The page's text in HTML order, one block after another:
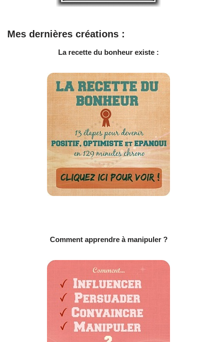
Mes dernières créations :
La recette du bonheur existe :
Comment apprendre à manipuler ?